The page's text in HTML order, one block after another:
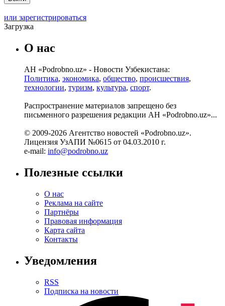
или зарегистрироваться
Загрузка
О нас
АН «Podrobno.uz» - Новости Узбекистана:
Политика, экономика, общество, происшествия,
технологии, туризм, культура, спорт.
Распространение материалов запрещено без
письменного разрешения редакции АН «Podrobno.uz»...
© 2009-2026 Агентство новостей «Podrobno.uz».
Лицензия УзАПИ №0615 от 04.03.2010 г.
e-mail: info@podrobno.uz
Полезные ссылки
О нас
Реклама на сайте
Партнёры
Правовая информация
Карта сайта
Контакты
Уведомления
RSS
Подписка на новости